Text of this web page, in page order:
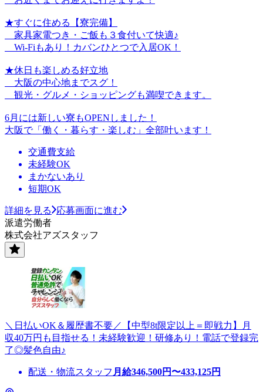
★すぐに住める【寮完備】
家具家電つき・ご飯も３食付いて快適♪
Wi-Fiもあり！カバンひとつで入居OK！
★休日も楽しめる好立地
大阪の中心地までスグ！
観光・グルメ・ショッピングも満喫できます。
6月には新しい寮もOPENしました！
大阪で「働く・暮らす・楽しむ」全部叶います！
交通費支給
未経験OK
まかないあり
短期OK
詳細を見る
応募画面に進む
派遣労働者
株式会社アズスタッフ
＼日払いOK＆履歴書不要／【中型8t限定以上＝即戦力】月
収40万円も目指せる！未経験歓迎！研修あり！電話で登録完
了◎髪色自由♪
配送・物流スタッフ 月給346,500円〜433,125円